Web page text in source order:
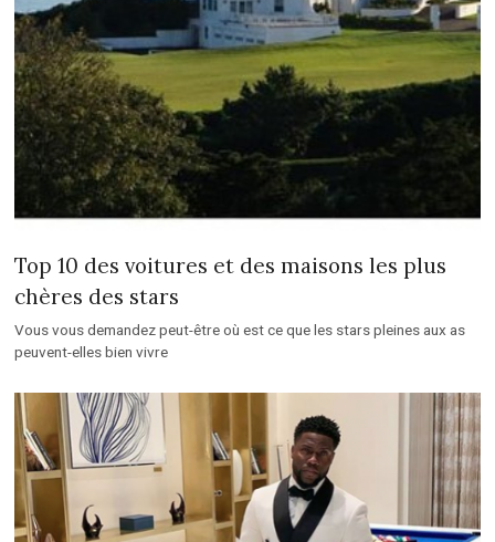
Top 10 des voitures et des maisons les plus
chères des stars
Vous vous demandez peut-être où est ce que les stars pleines aux as
peuvent-elles bien vivre